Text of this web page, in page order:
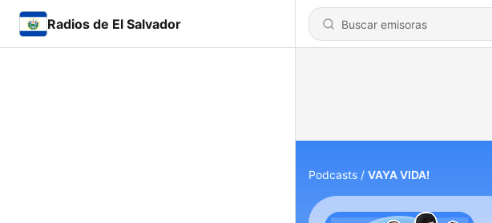
Radios de El Salvador
Podcasts VAYA VIDA!